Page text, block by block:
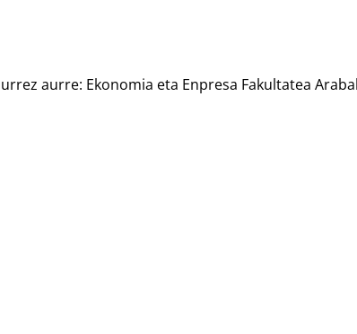
aurre: Ekonomia eta Enpresa Fakultatea